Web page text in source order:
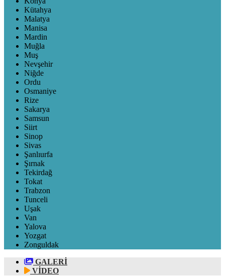
Kütahya
Malatya
Manisa
Mardin
Muğla
Muş
Nevşehir
Niğde
Ordu
Osmaniye
Rize
Sakarya
Samsun
Siirt
Sinop
Sivas
Şanlıurfa
Şırnak
Tekirdağ
Tokat
Trabzon
Tunceli
Uşak
Van
Yalova
Yozgat
Zonguldak
GALERİ
VİDEO